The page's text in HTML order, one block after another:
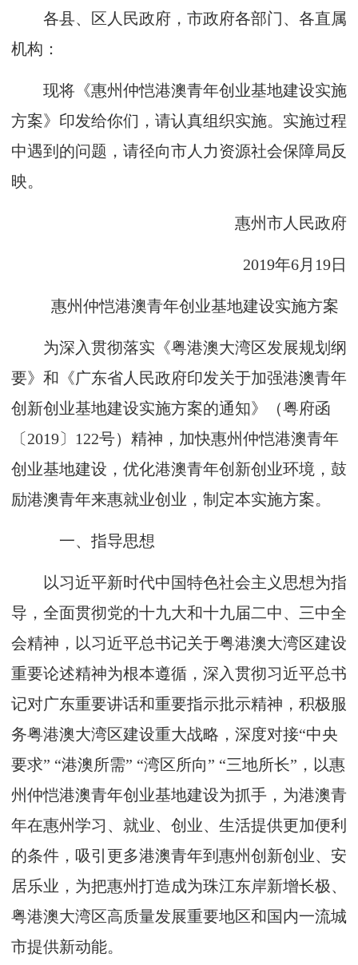
各县、区人民政府，市政府各部门、各直属
机构：
现将《惠州仲恺港澳青年创业基地建设实施
方案》印发给你们，请认真组织实施。实施过程
中遇到的问题，请径向市人力资源社会保障局反
映。
惠州市人民政府
2019年6月19日
惠州仲恺港澳青年创业基地建设实施方案
为深入贯彻落实《粤港澳大湾区发展规划纲
要》和《广东省人民政府印发关于加强港澳青年
创新创业基地建设实施方案的通知》（粤府函
〔2019〕122号）精神，加快惠州仲恺港澳青年
创业基地建设，优化港澳青年创新创业环境，鼓
励港澳青年来惠就业创业，制定本实施方案。
一、指导思想
以习近平新时代中国特色社会主义思想为指
导，全面贯彻党的十九大和十九届二中、三中全
会精神，以习近平总书记关于粤港澳大湾区建设
重要论述精神为根本遵循，深入贯彻习近平总书
记对广东重要讲话和重要指示批示精神，积极服
务粤港澳大湾区建设重大战略，深度对接“中央
要求” “港澳所需” “湾区所向” “三地所长”，以惠
州仲恺港澳青年创业基地建设为抓手，为港澳青
年在惠州学习、就业、创业、生活提供更加便利
的条件，吸引更多港澳青年到惠州创新创业、安
居乐业，为把惠州打造成为珠江东岸新增长极、
粤港澳大湾区高质量发展重要地区和国内一流城
市提供新动能。